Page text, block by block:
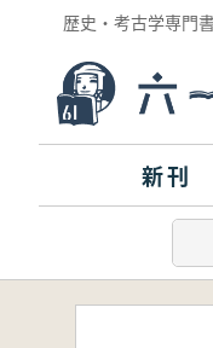
歴史・考古学専門
新刊